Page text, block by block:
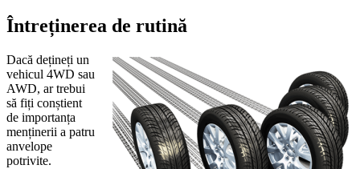
Întreținerea de rutină
Dacă dețineți un
vehicul 4WD sau
AWD, ar trebui
să fiți conștient
de importanța
menținerii a patru
anvelope
potrivite.